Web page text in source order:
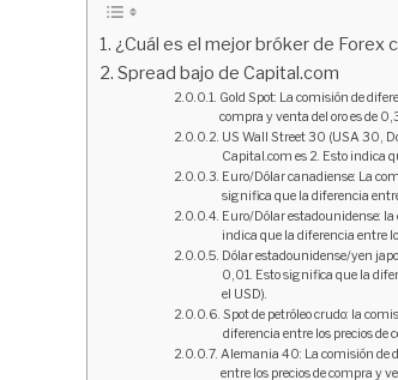
¿Cuál es el mejor bróker de Forex
Spread bajo de Capital.com
Gold Spot: La comisión de
compra y venta del oro es de
US Wall Street 30 (USA 30,
Capital.com es 2. Esto indica
Euro/Dólar canadiense: La
significa que la diferencia
Euro/Dólar estadounidense:
indica que la diferencia entre
Dólar estadounidense/yen
0,01. Esto significa que la
el USD).
Spot de petróleo crudo: la
diferencia entre los precios de
Alemania 40: La comisión de
entre los precios de compra y